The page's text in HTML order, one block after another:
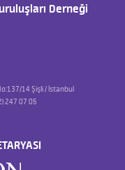
Derneği
14 Şişli / İstanbul
247 07 05